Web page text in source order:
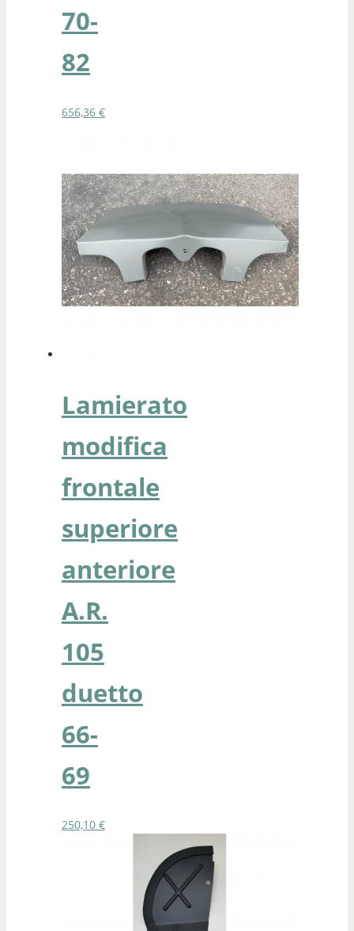
70-
82
656,36 €
Lamierato
modifica
frontale
superiore
anteriore
A.R.
105
duetto
66-
69
250,10 €